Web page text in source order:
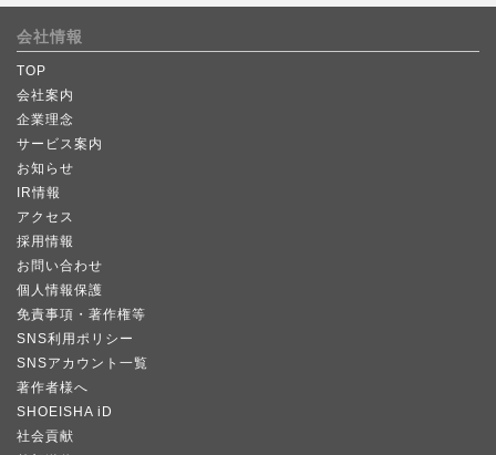
会社情報
TOP
会社案内
企業理念
サービス案内
お知らせ
IR情報
アクセス
採用情報
お問い合わせ
個人情報保護
免責事項・著作権等
SNS利用ポリシー
SNSアカウント一覧
著作者様へ
SHOEISHA iD
社会貢献